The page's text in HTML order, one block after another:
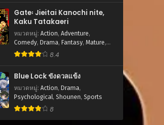
Gate꞉ Jieitai Kanochi nite,
Kaku Tatakaeri
หมวดหมู่: Action, Adventure,
Comedy, Drama, Fantasy, Mature,
Romance,Seinen
8.4
Blue Lock ขังดวลแข้ง
หมวดหมู่: Action, Drama,
Psychological, Shounen, Sports
8